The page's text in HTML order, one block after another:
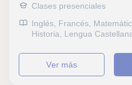
Clases presenciales
Inglés, Francés,
Historia, Lengua
Pruebas de acceso, FCE
Graduado escolar,
Problemas de aprendizaje
ver más